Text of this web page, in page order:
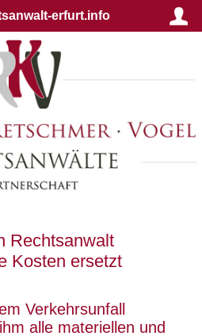
erfurt.info
Rechtsanwalt
Kosten ersetzt
Verkehrsunfall
alle materiellen und